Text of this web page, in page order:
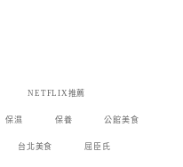
NETFLIX推薦
保濕 保養 公館美食
台北美食 屈臣氏